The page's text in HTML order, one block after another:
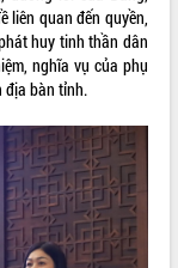
liên quan đến quyền,
huy tinh thần dân
nghĩa vụ của phụ
địa bàn tỉnh.